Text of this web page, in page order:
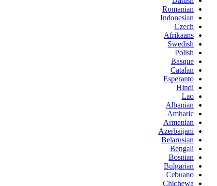
Romanian
Indonesian
Czech
Afrikaans
Swedish
Polish
Basque
Catalan
Esperanto
Hindi
Lao
Albanian
Amharic
Armenian
Azerbaijani
Belarusian
Bengali
Bosnian
Bulgarian
Cebuano
Chichewa